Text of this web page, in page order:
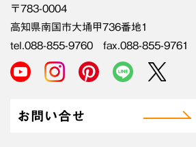
〒783-0004
高知県南国市大埇甲736番地1
tel.088-855-9760 fax.088-855-9761
お問い合せ